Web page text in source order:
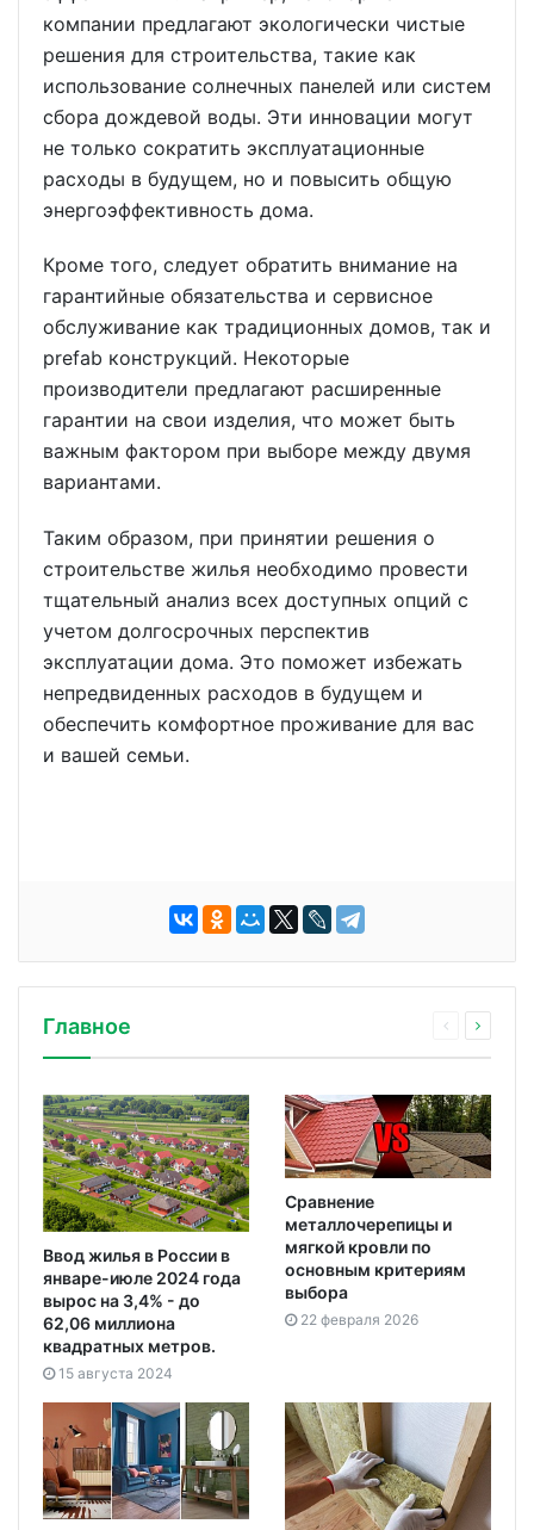
компании предлагают экологически чистые
решения для строительства, такие как
использование солнечных панелей или систем
сбора дождевой воды. Эти инновации могут
не только сократить эксплуатационные
расходы в будущем, но и повысить общую
энергоэффективность дома.
Кроме того, следует обратить внимание на
гарантийные обязательства и сервисное
обслуживание как традиционных домов, так и
prefab конструкций. Некоторые
производители предлагают расширенные
гарантии на свои изделия, что может быть
важным фактором при выборе между двумя
вариантами.
Таким образом, при принятии решения о
строительстве жилья необходимо провести
тщательный анализ всех доступных опций с
учетом долгосрочных перспектив
эксплуатации дома. Это поможет избежать
непредвиденных расходов в будущем и
обеспечить комфортное проживание для вас
и вашей семьи.
Главное
Ввод жилья в России в
январе-июле 2024 года
вырос на 3,4% - до
62,06 миллиона
квадратных метров.
15 августа 2024
Сравнение
металлочерепицы и
мягкой кровли по
основным критериям
выбора
22 февраля 2026